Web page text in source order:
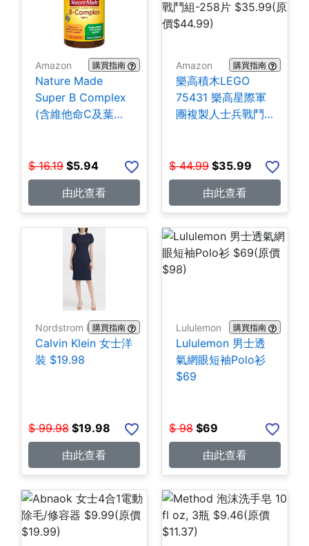
Amazon 購買指南
Nature Made
Super B Complex
(含維他命C及葉酸)
$ 16.19 $5.94
由此查看
Amazon 購買指南
樂高積木LEGO
75431 樂高星際軍
團複製人士兵戰鬥
$ 44.99 $35.99
由此查看
Nordstrom Rack購買指南
Calvin Klein 女士洋
裝 $19.98
$ 99.98 $19.98
由此查看
Lululemon 購買指南
Lululemon 男士透
氣網眼短袖Polo衫
$69
$ 98 $69
由此查看